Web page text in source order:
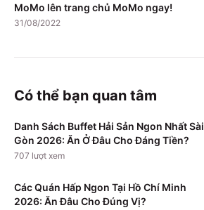
MoMo lên trang chủ MoMo ngay!
31/08/2022
Có thể bạn quan tâm
Danh Sách Buffet Hải Sản Ngon Nhất Sài
Gòn 2026: Ăn Ở Đâu Cho Đáng Tiền?
707 lượt xem
Các Quán Hấp Ngon Tại Hồ Chí Minh
2026: Ăn Đâu Cho Đúng Vị?